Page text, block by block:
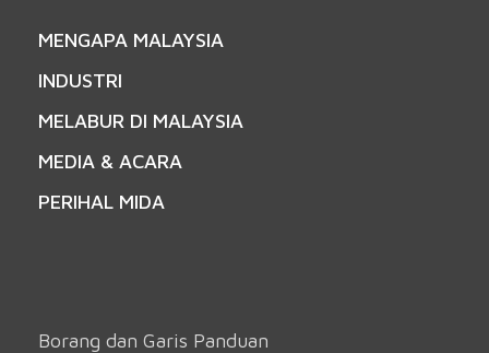
MENGAPA MALAYSIA
INDUSTRI
MELABUR DI MALAYSIA
MEDIA & ACARA
PERIHAL MIDA
Borang dan Garis Panduan